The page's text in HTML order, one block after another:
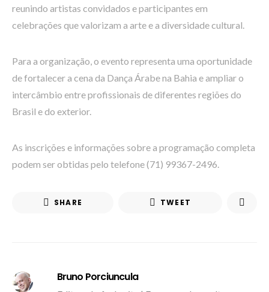
reunindo artistas convidados e participantes em
celebrações que valorizam a arte e a diversidade cultural.
Para a organização, o evento representa uma oportunidade
de fortalecer a cena da Dança Árabe na Bahia e ampliar o
intercâmbio entre profissionais de diferentes regiões do
Brasil e do exterior.
As inscrições e informações sobre a programação completa
podem ser obtidas pelo telefone (71) 99367-2496.
SHARE TWEET
Bruno Porciuncula